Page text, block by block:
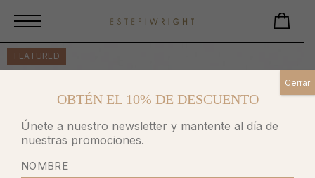
FEATURED
OBTÉN EL 10% DE DESCUENTO
Únete a nuestro newsletter y mantente al día de
nuestras promociones.
NOMBRE
Cerrar